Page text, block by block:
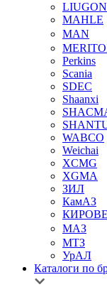
MAHLE
MAN
Perkins
Scania
SDEC
Shaanxi
WABCO
Weichai
XCMG
XGMA
ЗИЛ
КамАЗ
МАЗ
МТЗ
УрАЛ
Каталоги по